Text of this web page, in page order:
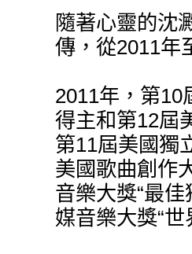
隨著心靈的沈
傳，從2011年
2011年，第10
得主和第12屆
第11屆美國獨
美國歌曲創作
音樂大獎“最
媒音樂大獎“世